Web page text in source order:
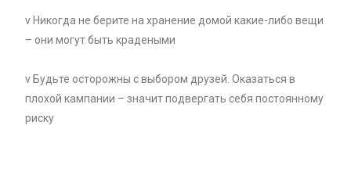
v Никогда не берите на хранение домой какие-либо вещи
– они могут быть крадеными
v Будьте осторожны с выбором друзей. Оказаться в
плохой кампании – значит подвергать себя постоянному
риску